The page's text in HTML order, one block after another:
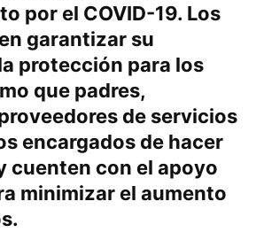
por el COVID-19. Los
garantizar su
protección para los
que padres,
de servicios
encargados de hacer
cuenten con el apoyo
minimizar el aumento